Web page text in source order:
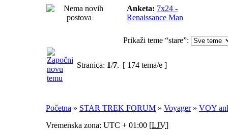
Anketa: 7x24 -
Renaissance Man
Prikaži teme “stare”:
Stranica: 1/7. [ 174 tema/e ]
Početna » STAR TREK FORUM » Voyager» VOY
Vremenska zona: UTC + 01:00 [LJV]